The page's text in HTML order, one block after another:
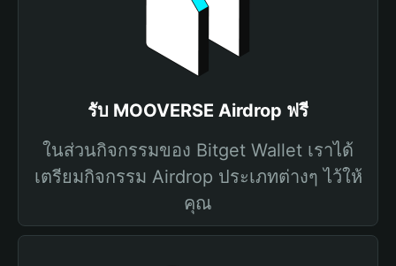
รับ MOOVERSE Airdrop ฟรี
ในส่วนกิจกรรมของ Bitget Wallet เราได้
เตรียมกิจกรรม Airdrop ประเภทต่างๆ ไว้ให้
คุณ